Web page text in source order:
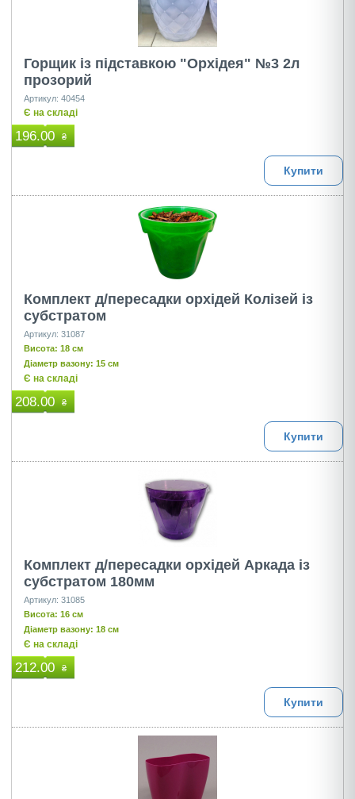
Горщик із підставкою "Орхідея" №3 2л
прозорий
Артикул: 40454
Є на складі
196.00 ₴
Купити
Комплект д/пересадки орхідей Колізей із
субстратом
Артикул: 31087
Висота: 18 см
Діаметр вазону: 15 см
Є на складі
208.00 ₴
Купити
Комплект д/пересадки орхідей Аркада із
субстратом 180мм
Артикул: 31085
Висота: 16 см
Діаметр вазону: 18 см
Є на складі
212.00 ₴
Купити